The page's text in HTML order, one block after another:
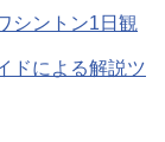
シントン1日観
ドによる解説ツ